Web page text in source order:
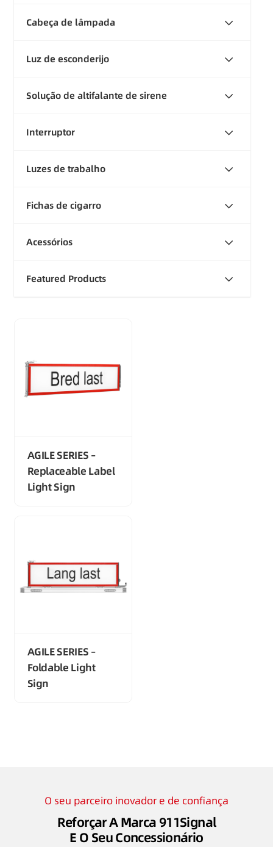
Cabeça de lâmpada
Luz de esconderijo
Solução de altifalante de sirene
Interruptor
Luzes de trabalho
Fichas de cigarro
Acessórios
Featured Products
AGILE SERIES –
Replaceable Label
Light Sign
AGILE SERIES –
Foldable Light
Sign
O seu parceiro inovador e de confiança
Reforçar A Marca 911Signal
E O Seu Concessionário